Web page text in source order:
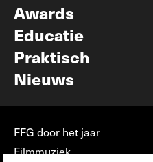
Awards
Educatie
Praktisch
Nieuws
FFG door het jaar
Filmmuziek